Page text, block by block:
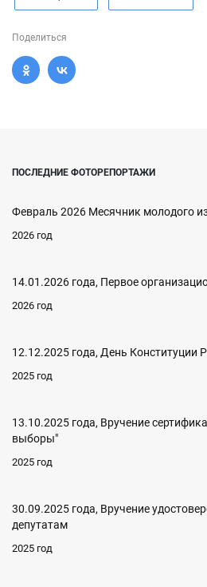
Поделиться
ПОСЛЕДНИЕ ФОТОРЕПОРТАЖИ
Февраль 2026 Месячник молодого
2026 год
14.01.2026 года, Первое
2026 год
12.12.2025 года, День Конституции
2025 год
13.10.2025 года, Вручение
выборы"
2025 год
30.09.2025 года, Вручение
депутатам
2025 год